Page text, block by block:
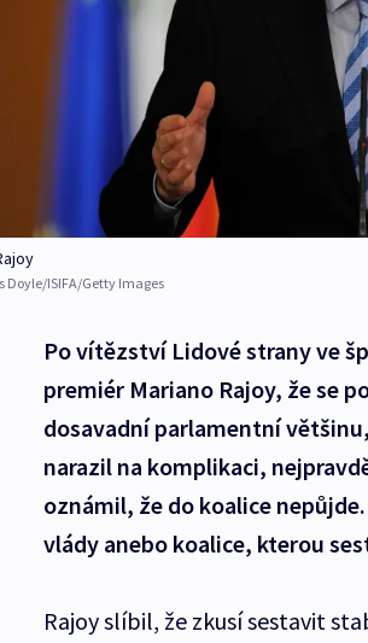
Doyle/ISIFA/Getty Images
Po vítězství Lidové strany ve
premiér Mariano Rajoy, že se
dosavadní parlamentní
narazil na komplikaci,
oznámil, že do koalice
vlády anebo koalice, kterou
Rajoy slíbil, že zkusí sestavit